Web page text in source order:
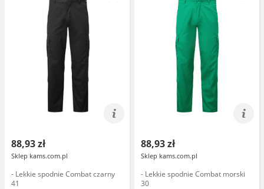
88,93 zł
Sklep kams.com.pl
- Lekkie spodnie Combat czarny
41
88,93 zł
Sklep kams.com.pl
- Lekkie spodnie Combat morski
30